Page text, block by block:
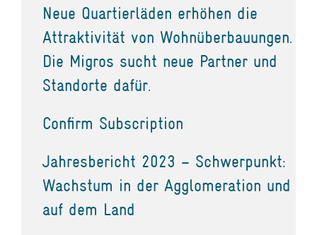
Neue Quartierläden erhöhen die
Attraktivität von Wohnüberbauungen.
Die Migros sucht neue Partner und
Standorte dafür.
Confirm Subscription
Jahresbericht 2023 – Schwerpunkt:
Wachstum in der Agglomeration und
auf dem Land